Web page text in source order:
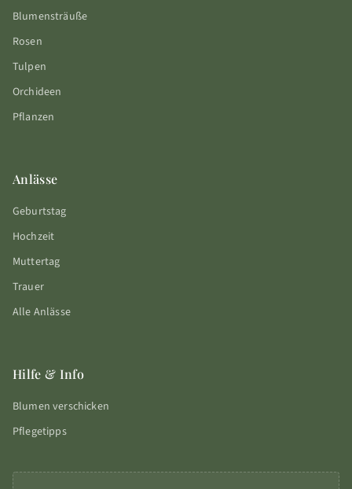
Blumensträuße
Rosen
Tulpen
Orchideen
Pflanzen
Anlässe
Geburtstag
Hochzeit
Muttertag
Trauer
Alle Anlässe
Hilfe & Info
Blumen verschicken
Pflegetipps